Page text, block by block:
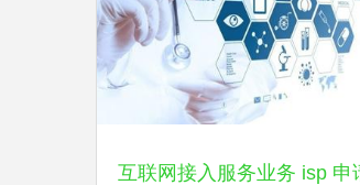
互联网接入服务业务 isp 申